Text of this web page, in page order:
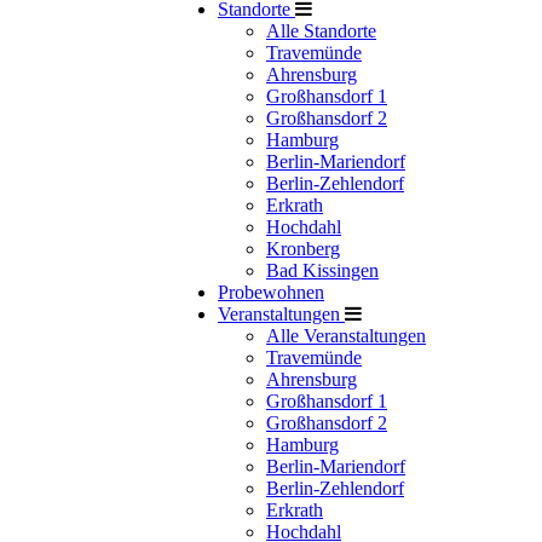
Standorte
Alle Standorte
Travemünde
Ahrensburg
Großhansdorf 1
Großhansdorf 2
Hamburg
Berlin-Mariendorf
Berlin-Zehlendorf
Erkrath
Hochdahl
Kronberg
Bad Kissingen
Probewohnen
Veranstaltungen
Alle Veranstaltungen
Travemünde
Ahrensburg
Großhansdorf 1
Großhansdorf 2
Hamburg
Berlin-Mariendorf
Berlin-Zehlendorf
Erkrath
Hochdahl